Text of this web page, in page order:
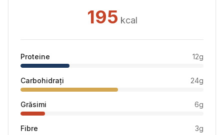
195 kcal
Proteine 12g
Carbohidrați 24g
Grăsimi 6g
Fibre 3g